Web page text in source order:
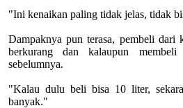
"Ini kenaikan paling tidak jelas, tidak
Dampaknya pun terasa, pembeli dari
berkurang dan kalaupun
sebelumnya.
"Kalau dulu beli bisa 10 liter,
banyak."